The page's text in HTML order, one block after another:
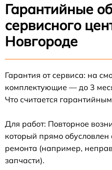
Гарантийные
сервисного
Новгороде
Гарантия от сервиса: на
комплектующие — до 3
Что считается
Для работ: Повторное
который прямо обусловлен
ремонта (например,
запчасти).